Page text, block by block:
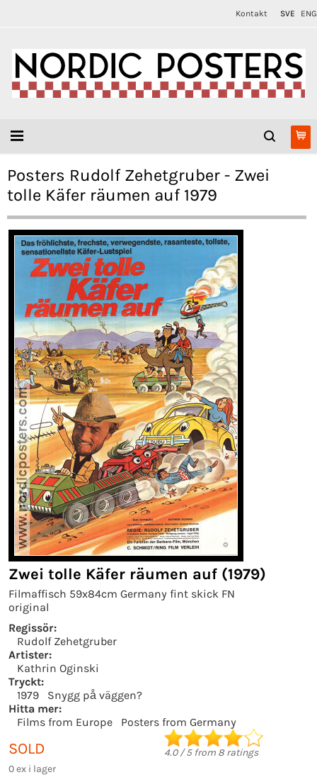
Kontakt SVE ENG
Posters Rudolf Zehetgruber - Zwei
tolle Käfer räumen auf 1979
Zwei tolle Käfer räumen auf (1979)
Filmaffisch 59x84cm Germany fint skick FN
original
Regissör:
Rudolf Zehetgruber
Artister:
Kathrin Oginski
Tryckt:
1979
Snygg på väggen?
Hitta mer:
Films from Europe
Posters from Germany
SOLD
0 ex i lager
4.0/5from 8 ratings